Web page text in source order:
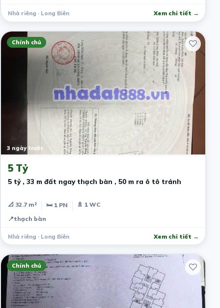
Nhà riêng · Long Biên Xem chi tiết →
Chính chủ
3 ngày trước
5 Tỷ
5 tỷ , 33 m đất ngay thạch bàn , 50 m ra ô tô tránh
📐 32.7 m² 🛏 1 PN
🚿 1 WC
📍thạch bàn
Nhà riêng · Long Biên Xem chi tiết →
Chính chủ